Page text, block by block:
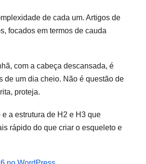
de cada um. Artigos de
focados em termos de cauda
com a cabeça descansada, é
de um dia cheio. Não é questão de
proteja.
a estrutura de H2 e H3 que
rápido do que criar o esqueleto e